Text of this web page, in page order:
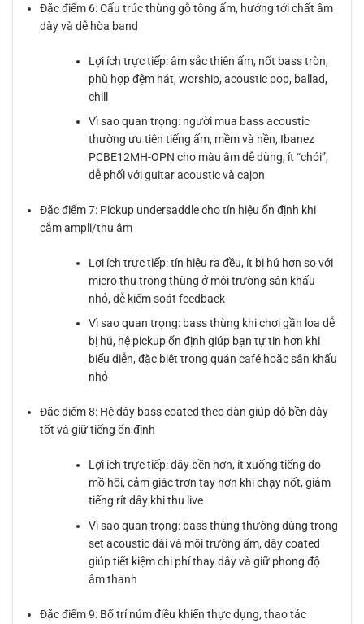
Đặc điểm 6: Cấu trúc thùng gỗ tông ấm, hướng tới chất âm
dày và dễ hòa band
Lợi ích trực tiếp: âm sắc thiên ấm, nốt bass tròn,
phù hợp đệm hát, worship, acoustic pop, ballad,
chill
Vì sao quan trọng: người mua bass acoustic
thường ưu tiên tiếng ấm, mềm và nền, Ibanez
PCBE12MH-OPN cho màu âm dễ dùng, ít “chói”,
dễ phối với guitar acoustic và cajon
Đặc điểm 7: Pickup undersaddle cho tín hiệu ổn định khi
cắm ampli/thu âm
Lợi ích trực tiếp: tín hiệu ra đều, ít bị hú hơn so với
micro thu trong thùng ở môi trường sân khấu
nhỏ, dễ kiểm soát feedback
Vì sao quan trọng: bass thùng khi chơi gần loa dễ
bị hú, hệ pickup ổn định giúp bạn tự tin hơn khi
biểu diễn, đặc biệt trong quán café hoặc sân khấu
nhỏ
Đặc điểm 8: Hệ dây bass coated theo đàn giúp độ bền dây
tốt và giữ tiếng ổn định
Lợi ích trực tiếp: dây bền hơn, ít xuống tiếng do
mồ hôi, cảm giác trơn tay hơn khi chạy nốt, giảm
tiếng rít dây khi thu live
Vì sao quan trọng: bass thùng thường dùng trong
set acoustic dài và môi trường ẩm, dây coated
giúp tiết kiệm chi phí thay dây và giữ phong độ
âm thanh
Đặc điểm 9: Bố trí núm điều khiển thực dụng, thao tác